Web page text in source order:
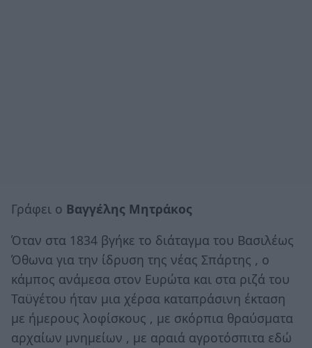
Γράφει ο Βαγγέλης Μητράκος
Όταν στα 1834 βγήκε το διάταγμα του Βασιλέως
Όθωνα για την ίδρυση της νέας Σπάρτης , ο
κάμπος ανάμεσα στον Ευρώτα και στα ριζά του
Ταϋγέτου ήταν μια χέρσα καταπράσινη έκταση
με ήμερους λοφίσκους , με σκόρπια θραύσματα
αρχαίων μνημείων , με αραιά αγροτόσπιτα εδώ